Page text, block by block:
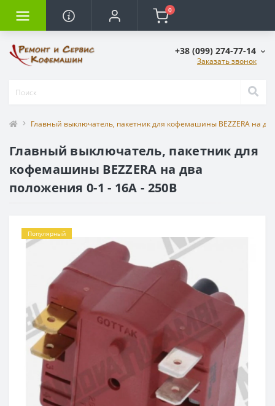
0
+38 (099) 274-77-14
Заказать звонок
Главный выключатель, пакетник для кофемашины BEZZERA на
Главный выключатель, пакетник для
кофемашины BEZZERA на два
положения 0-1 - 16А - 250В
Популярный